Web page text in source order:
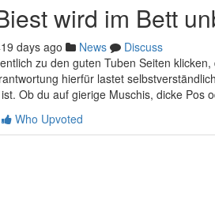
wird im Bett
days ago News
Discuss
zu den guten Tuben Seiten
hierfür lastet
Ob du auf gierige Muschis, dicke Pos
Who Upvoted